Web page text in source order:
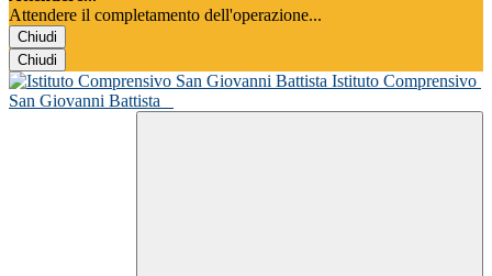
Attendere il completamento dell'operazione...
Chiudi
Chiudi
Istituto Comprensivo
San Giovanni Battista